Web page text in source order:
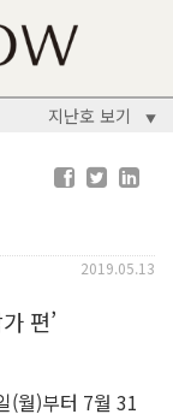
지난호 보기 ▼
2019.05.13
편’
(월)부터 7월 31